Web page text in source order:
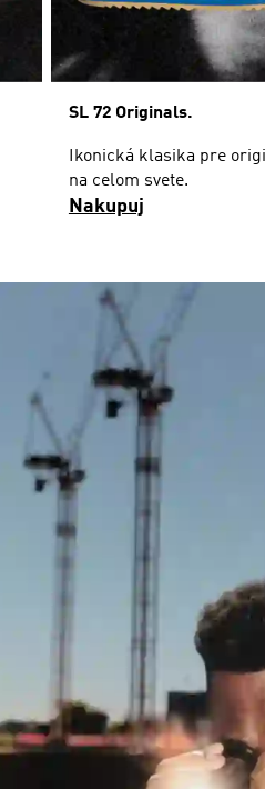
SL 72 Originals.
Ikonická klasika pre
na celom svete.
Nakupuj